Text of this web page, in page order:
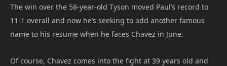
The win over the 58-year-old Tyson moved Paul’s record to
11-1 overall and now he’s seeking to add another famous
name to his resume when he faces Chavez in June.
Of course, Chavez comes into the fight at 39 years old and